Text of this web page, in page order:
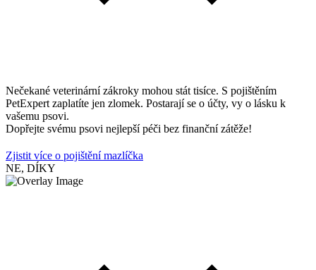
Nečekané veterinární zákroky mohou stát tisíce. S pojištěním
PetExpert zaplatíte jen zlomek. Postarají se o účty, vy o lásku k
vašemu psovi.
Dopřejte svému psovi nejlepší péči bez finanční zátěže!
Zjistit více o pojištění mazlíčka
NE, DÍKY